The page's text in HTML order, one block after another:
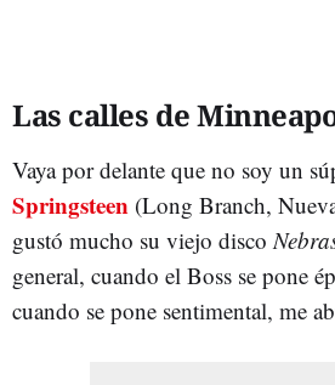
Las calles de
Vaya por delante que no soy un
Springsteen (Long Branch,
gustó mucho su viejo disco
general, cuando el Boss se pone
cuando se pone sentimental, me